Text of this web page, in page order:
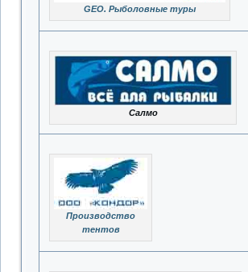
GEO. Рыболовные туры
Салмо
Производство
тентов